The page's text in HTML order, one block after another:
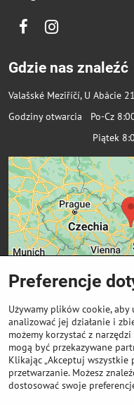
FacebookInstagram
Gdzie nas znaleźć
Valašské Meziříčí, U Abácie
Godziny otwarcia Po-Cz
Piątek 8:00-
Ważne linki
Preferencje
Używamy plików cookie,
analizować jej działanie i
możemy korzystać z
mogą być przekazywane
Klikając „Akceptuj
przetwarzanie. Możesz
dostosować swoje